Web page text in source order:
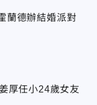
蘭德辦結婚派對
厚任小24歲女友